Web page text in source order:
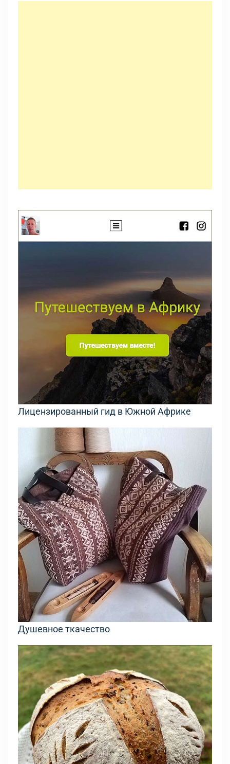
Лицензированный гид в Южной Африке
Душевное ткачество